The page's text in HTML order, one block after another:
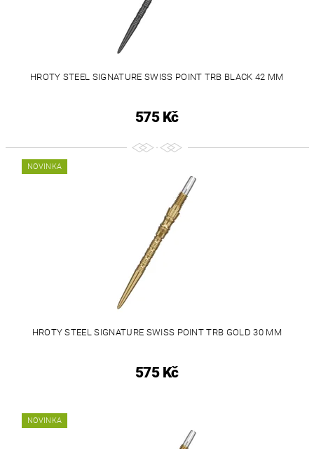
HROTY STEEL SIGNATURE SWISS POINT TRB BLACK 42 MM
575 Kč
NOVINKA
HROTY STEEL SIGNATURE SWISS POINT TRB GOLD 30 MM
575 Kč
NOVINKA